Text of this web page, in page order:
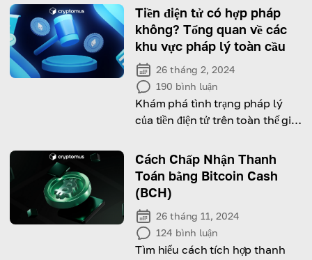
Tiền điện tử có hợp pháp
không? Tổng quan về các
khu vực pháp lý toàn cầu
26 tháng 2, 2024
190 bình luận
Khám phá tình trạng pháp lý
của tiền điện tử trên toàn thế giới
bảo tuân thủ pháp lý trong hoạt
động tiền điện tử
Cách Chấp Nhận Thanh
Toán bằng Bitcoin Cash
(BCH)
26 tháng 11, 2024
124 bình luận
Tìm hiểu cách tích hợp thanh